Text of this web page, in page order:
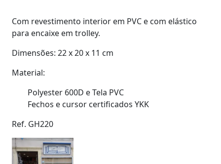
Com revestimento interior em PVC e com elástico
para encaixe em trolley.
Dimensões: 22 x 20 x 11 cm
Material:
Polyester 600D e Tela PVC
Fechos e cursor certificados YKK
Ref. GH220